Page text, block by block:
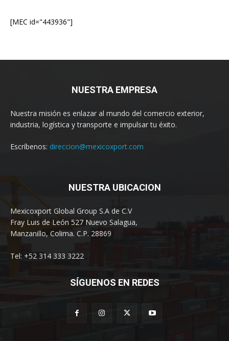
[MEC id="443936"]
NUESTRA EMPRESA
Nuestra misión es enlazar al mundo del comercio exterior,
industria, logística y transporte e impulsar tu éxito.
Escríbenos: direccion@mexicoxport.com
NUESTRA UBICACION
Mexicoxport Global Group S.A de C.V
Fray Luis de León 527 Nuevo Salagua,
Manzanillo, Colima. C.P. 28869
Tel: +52 314 333 3222
SÍGUENOS EN REDES